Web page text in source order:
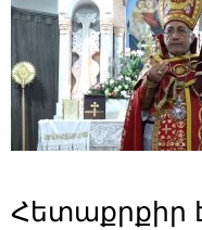
Հետաքրքիր